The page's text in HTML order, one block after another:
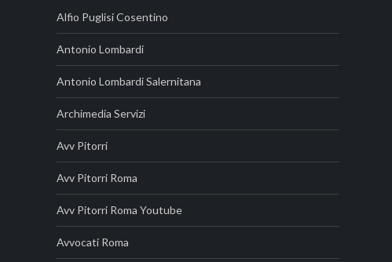
Alfio Puglisi Cosentino
Antonio Lombardi
Antonio Lombardi Salernitana
Archimedia Servizi
Avv Pitorri
Avv Pitorri Roma
Avv Pitorri Roma Youtube
Avvocati Roma